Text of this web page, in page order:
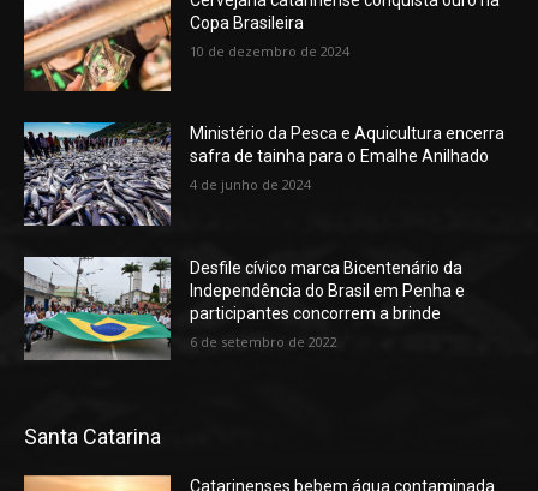
Copa Brasileira
10 de dezembro de 2024
Ministério da Pesca e Aquicultura encerra
safra de tainha para o Emalhe Anilhado
4 de junho de 2024
Desfile cívico marca Bicentenário da
Independência do Brasil em Penha e
participantes concorrem a brinde
6 de setembro de 2022
Santa Catarina
Catarinenses bebem água contaminada